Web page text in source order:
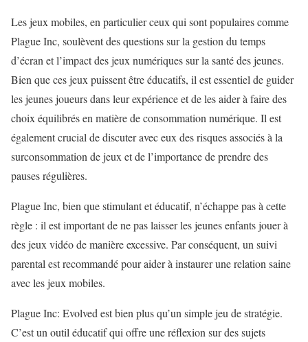
Les jeux mobiles, en particulier ceux qui sont populaires comme
Plague Inc, soulèvent des questions sur la gestion du temps
d’écran et l’impact des jeux numériques sur la santé des jeunes.
Bien que ces jeux puissent être éducatifs, il est essentiel de guider
les jeunes joueurs dans leur expérience et de les aider à faire des
choix équilibrés en matière de consommation numérique. Il est
également crucial de discuter avec eux des risques associés à la
surconsommation de jeux et de l’importance de prendre des
pauses régulières.
Plague Inc, bien que stimulant et éducatif, n’échappe pas à cette
règle : il est important de ne pas laisser les jeunes enfants jouer à
des jeux vidéo de manière excessive. Par conséquent, un suivi
parental est recommandé pour aider à instaurer une relation saine
avec les jeux mobiles.
Plague Inc: Evolved est bien plus qu’un simple jeu de stratégie.
C’est un outil éducatif qui offre une réflexion sur des sujets